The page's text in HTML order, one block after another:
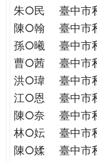
朱○民
臺中市
陳○翰
臺中市
孫○曦
臺中市
曹○茜
臺中市
洪○瑋
臺中市
江○恩
臺中市
陳○奈
臺中市
林○妘
臺中市
陳○媃
臺中市